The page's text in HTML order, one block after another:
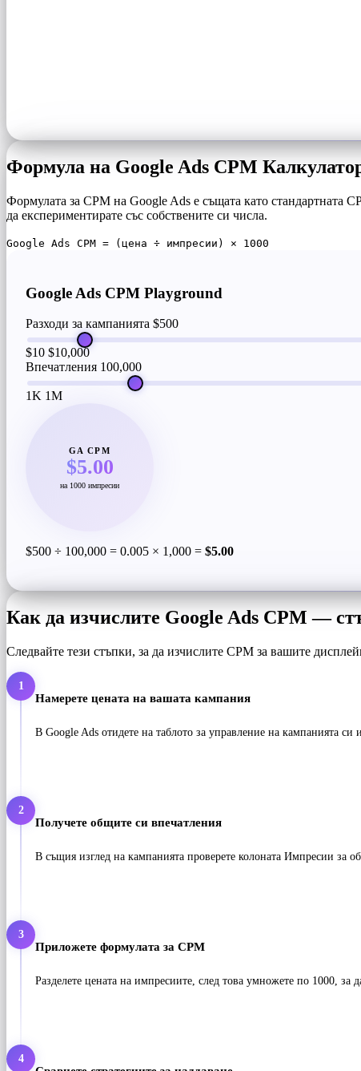
Формула на Google Ads CPM
Формулата за CPM на Google Ads е същата като стандартната
да експериментирате със собствените си числа.
Google Ads CPM = (цена ÷ импресии) × 1000
Google Ads CPM Playground
Разходи за кампанията $500
$10 $10,000
Впечатления 100,000
1K 1M
GA CPM
$5.00
на 1000 импресии
$500 ÷ 100,000 = 0.005 × 1,000 = $5.00
Как да изчислите Google Ads CPM —
Следвайте тези стъпки, за да изчислите CPM за вашите
1
Намерете цената на вашата кампания
В Google Ads отидете на таблото за управление на кампанията
2
Получете общите си впечатления
В същия изглед на кампанията проверете колоната Импресии за
3
Приложете формулата за CPM
Разделете цената на импресиите, след това умножете по 1000, за
4